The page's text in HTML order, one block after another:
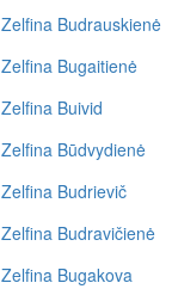
Zelfina Budrauskienė
Zelfina Bugaitienė
Zelfina Buivid
Zelfina Būdvydienė
Zelfina Budrievič
Zelfina Budravičienė
Zelfina Bugakova